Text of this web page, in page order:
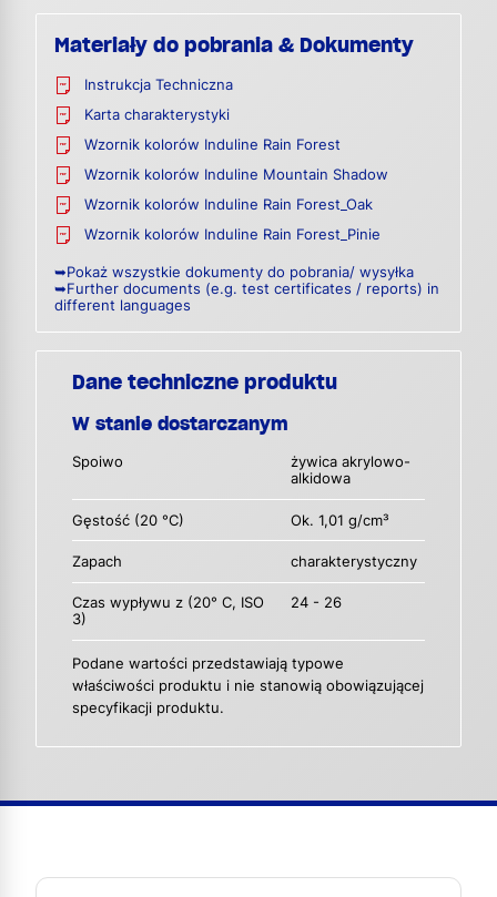
Materiały do pobrania & Dokumenty
Instrukcja Techniczna
Karta charakterystyki
Wzornik kolorów Induline Rain Forest
Wzornik kolorów Induline Mountain Shadow
Wzornik kolorów Induline Rain Forest_Oak
Wzornik kolorów Induline Rain Forest_Pinie
➥Pokaż wszystkie dokumenty do pobrania/ wysyłka
➥Further documents (e.g. test certificates / reports) in
different languages
Dane techniczne produktu
W stanie dostarczanym
Spoiwo
żywica akrylowo-
alkidowa
Gęstość (20 °C) Ok. 1,01 g/cm³
Zapach charakterystyczny
Czas wypływu z (20° C, ISO
3)
24 - 26
Podane wartości przedstawiają typowe
właściwości produktu i nie stanowią obowiązującej
specyfikacji produktu.